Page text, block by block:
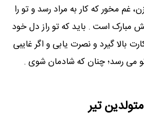
غم مخور که کار به مراد رسد و تو را
مبارک است . باید که تو راز دل خود
بالا گیرد و نصرت یابی و اگر غایبی
می رسد؛ چنان که شادمان شوی .
تیر